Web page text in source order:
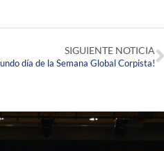
SIGUIENTE NOTICIA
día de la Semana Global Corpista!